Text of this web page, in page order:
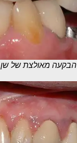
הבקעה מאולצת של שן